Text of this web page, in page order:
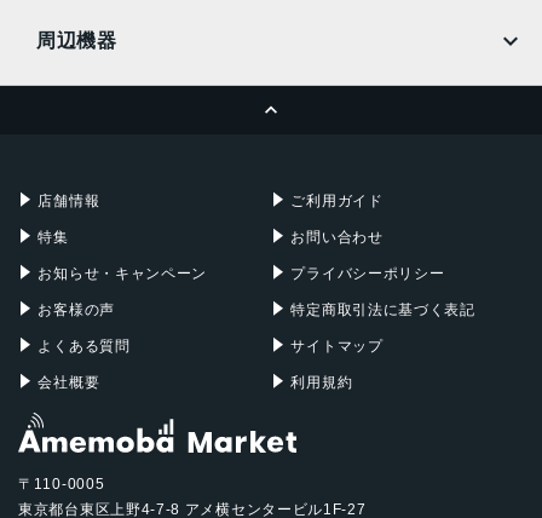
周辺機器
店舗情報
特集
お知らせ・キャンペーン
お客様の声
よくある質問
会社概要
ご利用ガイド
お問い合わせ
プライバシーポリシー
特定商取引法に基づく表記
サイトマップ
利用規約
〒110-0005
東京都台東区上野4-7-8 アメ横センタービル1F-27